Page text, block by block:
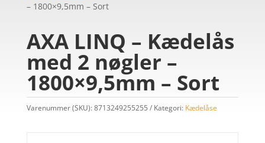
– 1800×9,5mm – Sort
AXA LINQ – Kædelås
med 2 nøgler –
1800×9,5mm – Sort
Varenummer (SKU):8713249255255 Kategori: Kædelåse